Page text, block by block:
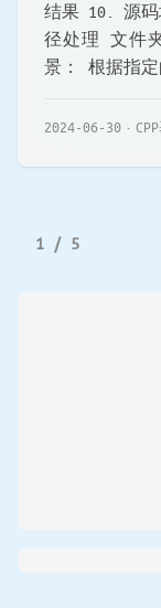
结果 10. 源码
径处理 文件
景： 根据指
2024-06-30
1 / 5